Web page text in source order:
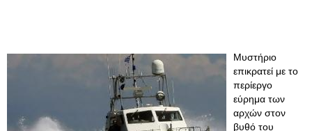
Μυστήριο
επικρατεί με το
περίεργο
εύρημα των
αρχών στον
βυθό του